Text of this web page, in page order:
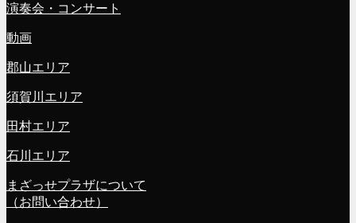
演奏会・コンサート
動画
郡山エリア
須賀川エリア
田村エリア
石川エリア
まざっせプラザについて
（お問い合わせ）